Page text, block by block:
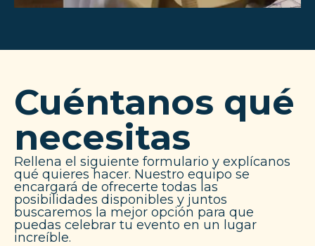
Cuéntanos qué
necesitas
Rellena el siguiente formulario y explícanos
qué quieres hacer. Nuestro equipo se
encargará de ofrecerte todas las
posibilidades disponibles y juntos
buscaremos la mejor opción para que
puedas celebrar tu evento en un lugar
increíble.